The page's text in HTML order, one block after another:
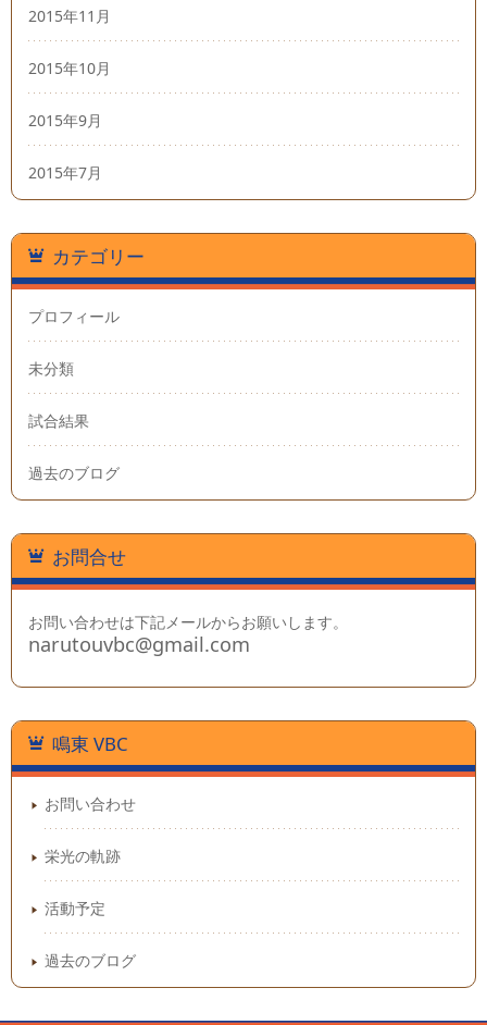
2015年11月
2015年10月
2015年9月
2015年7月
カテゴリー
プロフィール
未分類
試合結果
過去のブログ
お問合せ
お問い合わせは下記メールからお願いします。
narutouvbc@gmail.com
鳴東 VBC
お問い合わせ
栄光の軌跡
活動予定
過去のブログ